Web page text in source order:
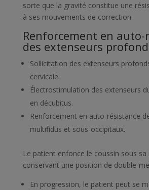
sorte que la gravité constitue une
à ses mouvements de correction.
Renforcement en auto-
des extenseurs
Sollicitation des extenseurs
cervicale.
Électrostimulation des extenseurs
en décubitus.
Renforcement en auto-résistance
multifidus et sous-occipitaux.
Le patient enfonce le coussin sous
conservant une position de double-
En progression, le patient peut se